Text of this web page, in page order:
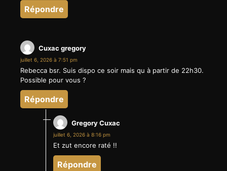
Répondre
Cuxac gregory
juillet 6, 2026 à 7:51 pm
Rebecca bsr. Suis dispo ce soir mais qu à partir de 22h30.
Possible pour vous ?
Répondre
Gregory Cuxac
juillet 6, 2026 à 8:16 pm
Et zut encore raté !!
Répondre